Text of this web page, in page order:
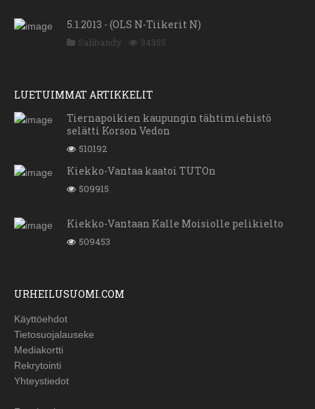
5.1.2013 - (OLS N-Tiikerit N)
Salibandy 34355
LUETUIMMAT ARTIKKELIT
Tiernapoikien kaupungin tähtimiehistö
selätti Korson Vedon
510192
Kiekko-Vantaa kaatoi TUTOn
509915
Kiekko-Vantaan Kalle Moisiolle pelikielto
509453
URHEILUSUOMI.COM
Käyttöehdot
Tietosuojalauseke
Mediakortti
Rekrytointi
Yhteystiedot